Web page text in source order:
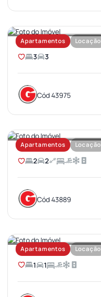
Apartamentos Locação
JARDIM AMERICA
3 3
Cód 43975
Apartamentos Locação
AEROPORTO
2 2
Cód 43889
Apartamentos Locação
VILA AVIAÇAO
1 1